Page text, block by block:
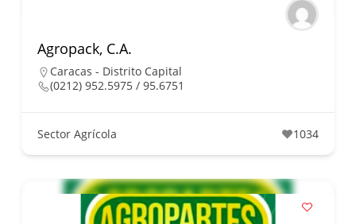
Agropack, C.A.
Caracas - Distrito Capital
(0212) 952.5975 / 95.6751
Sector Agrícola 1034